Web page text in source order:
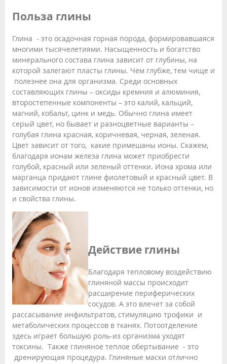
Польза глины
Глина - это осадочная горная порода, формировавшаяся
многими тысячелетиями. Насыщенность и богатство
минерального состава глина зависит от глубины, на
которой залегают пласты глины. Чем глубже, тем чище и
полезнее она для организма. Среди основных
составляющих глины – оксиды кремния и алюминия,
второстепенные компоненты – это калий, кальций,
магний, кобальт, цинк и медь. Обычно глина имеет
серый цвет, но бывает и разноцветные варианты –
голубая глина красная, коричневая, черная, зеленая.
Цвет зависит от того, какие примешаны ионы. Скажем,
благодаря ионам железа глина может приобрести
голубой, красный или зеленый оттенки. Иона хрома или
марганца придают глине фиолетовый и красный цвет. В
зависимости от ионов изменяются не только оттенки, но
и свойства глины.
Действие глины
Благодаря тепловому воздействию
глиняной массы происходит
расширение периферических
сосудов. А это влечет за собой
рассасывание инфильтратов, стимуляцию трофики и
метаболических процессов в тканях. Потоотделение
здесь играет большую роль-из организма уходят
токсины. Также глиняное теплое обертывание - это
дренирующая процедура. Глиняные маски отлично